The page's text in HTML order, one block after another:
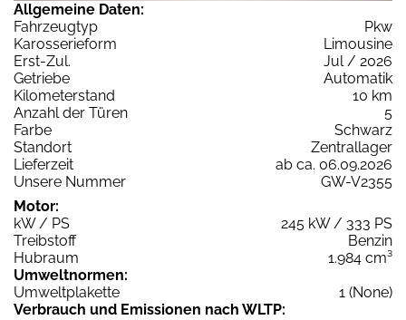
Allgemeine Daten:
Fahrzeugtyp
Pkw
Karosserieform
Limousine
Erst-Zul.
Jul / 2026
Getriebe
Automatik
Kilometerstand
10 km
Anzahl der Türen
5
Farbe
Schwarz
Standort
Zentrallager
Lieferzeit
ab ca. 06.09.2026
Unsere Nummer
GW-V2355
Motor:
kW / PS
245 kW / 333 PS
Treibstoff
Benzin
Hubraum
1.984 cm³
Umweltnormen:
Umweltplakette
1 (None)
Verbrauch und Emissionen nach WLTP: